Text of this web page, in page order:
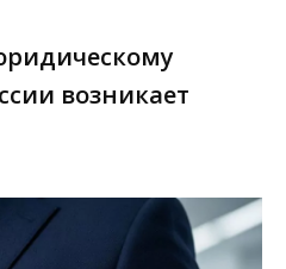
возникает